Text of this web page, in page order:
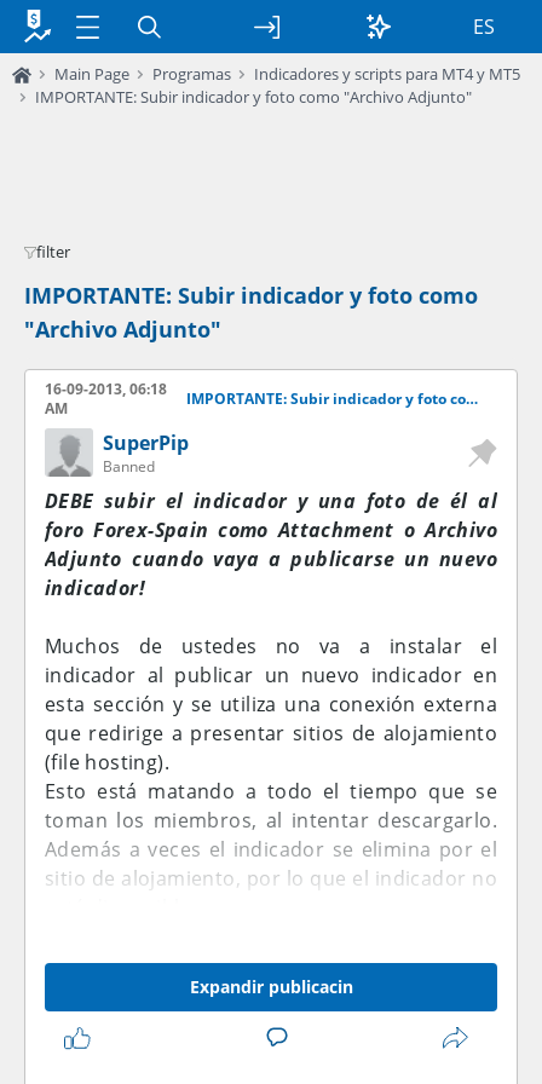
ES
Main Page Programas
Indicadores y scripts para MT4 y MT5
IMPORTANTE: Subir indicador y foto como "Archivo Adjunto"
filter
IMPORTANTE: Subir indicador y foto como
"Archivo Adjunto"
16-09-2013, 06:18
AM
IMPORTANTE: Subir indicador y foto como "Archivo Adjunto"
SuperPip
Banned
DEBE subir el indicador y una foto de él al
foro Forex-Spain como Attachment o Archivo
Adjunto cuando vaya a publicarse un nuevo
indicador!
Muchos de ustedes no va a instalar el
indicador al publicar un nuevo indicador en
esta sección y se utiliza una conexión externa
que redirige a presentar sitios de alojamiento
(file hosting).
Esto está matando a todo el tiempo que se
toman los miembros, al intentar descargarlo.
Además a veces el indicador se elimina por el
sitio de alojamiento, por lo que el indicador no
abrir un nuevo hilo indicador en esta sección.
Si tienes cualquier problema al conectar,
cargar el indicador como un archivo zip/rar.
De lo contrario el hilo se cerrará/borrará.
Expandir publicacin